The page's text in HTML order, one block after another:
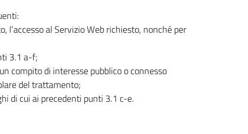
l’accesso al Servizio Web richiesto, nonché per
3.1 a-f;
compito di interesse pubblico o connesso
del trattamento;
di cui ai precedenti punti 3.1 c-e.